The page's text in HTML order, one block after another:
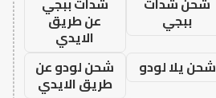
ببجي عن طريق
الايدي
شحن يلا لودو
شحن لودو عن
طريق الايدي